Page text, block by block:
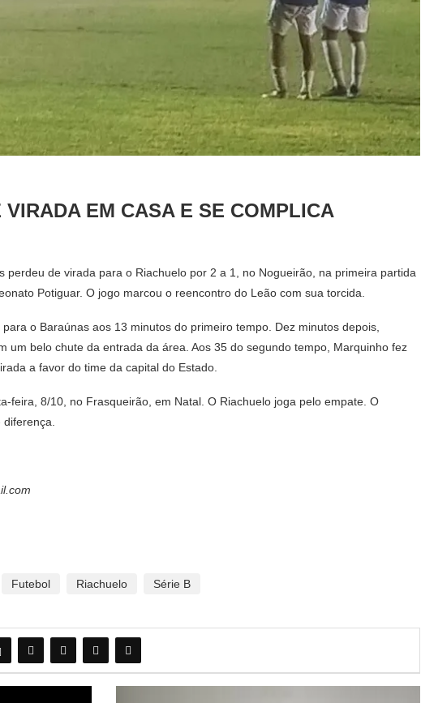
EM CASA E SE COMPLICA
perdeu de virada para o Riachuelo por 2 a 1, no Nogueirão, na primeira partida
Potiguar. O jogo marcou o reencontro do Leão com sua torcida.
o Baraúnas aos 13 minutos do primeiro tempo. Dez minutos depois,
um belo chute da entrada da área. Aos 35 do segundo tempo, Marquinho fez
a favor do time da capital do Estado.
feira, 8/10, no Frasqueirão, em Natal. O Riachuelo joga pelo empate. O
Futebol Riachuelo Série B